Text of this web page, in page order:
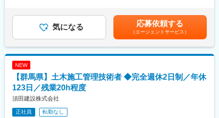
て所属グループを決定します。
・お客様数は約３０社程度となり、１日２～４件程度訪問を行い
■研修制度：
■各ガス供給設備の保守点検立会業務
■高圧ガス配管工事の現場監督として施工管理者にも挑戦！
資格を取得するための講習などもあり、一生モノのスキルが身に
・お客様や元請会社との打ち合わせ・折衝業務
・施工図面の作成・修正（Jw_cad使用）
・資材の発注、納期管理
※担当エリア：主な対応エリアは群馬県内ですが、首都圏（東京
都・千葉県・埼玉県・茨城県）にも対応しています。
■ポジションの魅力
店舗や住宅を中心とした幅広い案件に携わることができ、自身が
月）賃金はあくまでも目安の金額であり、選考を通じて上下する
可能性があります。月給(月額)は固定手当を含めた表記です。
気になる 応募依頼する
（エージェントサービス）
NEW
【群馬県】土木施工管理技術者 ◆完全週休2日制／年休
123日／残業20h程度
須田建設株式会社
正社員 転勤なし